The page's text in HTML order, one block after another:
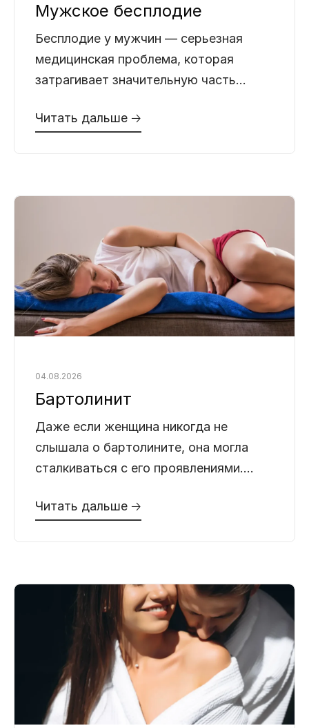
Мужское бесплодие
Бесплодие у мужчин — серьезная
медицинская проблема, которая
затрагивает значительную часть
детей. По статистике, мужское
Читать дальше 🡢
Бартолинит
04.08.2026
Даже если женщина никогда не
слышала о бартолините, она могла
сталкиваться с его проявлениями.
половых органов, боль при ходьбе,
Читать дальше 🡢